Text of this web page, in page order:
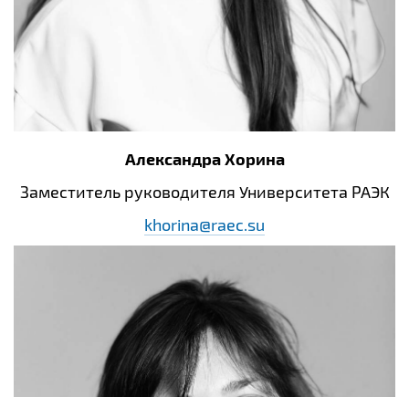
Александра Хорина
Заместитель руководителя Университета РАЭК
khorina@raec.su